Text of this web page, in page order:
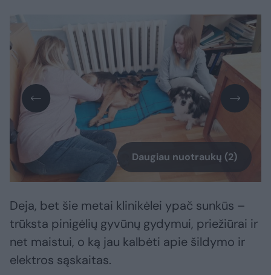
Daugiau nuotraukų (2)
Deja, bet šie metai klinikėlei ypač sunkūs –
trūksta pinigėlių gyvūnų gydymui, priežiūrai ir
net maistui, o ką jau kalbėti apie šildymo ir
elektros sąskaitas.